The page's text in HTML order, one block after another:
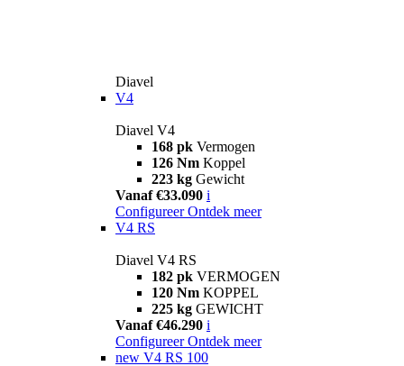
Diavel
V4
Diavel V4
168 pk Vermogen
126 Nm Koppel
223 kg Gewicht
Vanaf €33.090 i
Configureer Ontdek meer
V4 RS
Diavel V4 RS
182 pk VERMOGEN
120 Nm KOPPEL
225 kg GEWICHT
Vanaf €46.290 i
Configureer Ontdek meer
new V4 RS 100